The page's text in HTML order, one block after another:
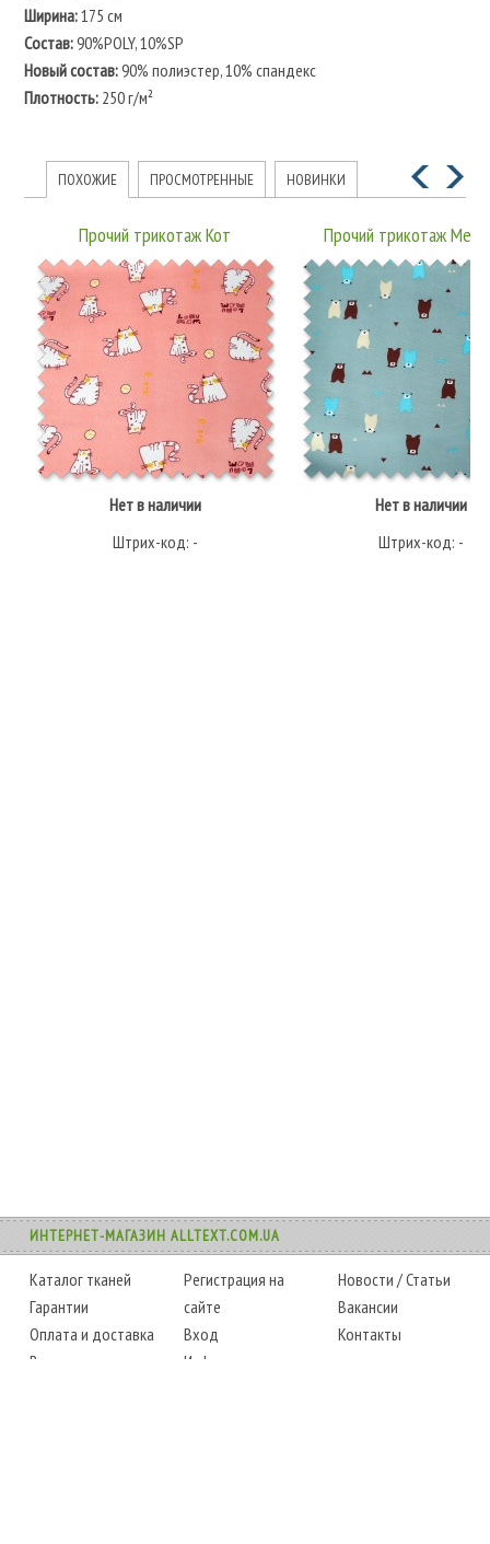
Ширина:175 см
Состав:90%POLY, 10%SP
Новый состав:90% полиэстер, 10% спандекс
Плотность:250 г/м²
ПОХОЖИЕ ПРОСМОТРЕННЫЕ НОВИНКИ
Прочий трикотаж Кот
Нет в наличии
Штрих-код: -
Прочий трикотаж
Нет в наличии
Штрих-код: -
ИНТЕРНЕТ-МАГАЗИН ALLTEXT.COM.UA
Каталог тканей
Гарантии
Оплата и доставка
Возврат товара
Регистрация на
сайте
Вход
Информация
Новости /Статьи
Вакансии
Контакты